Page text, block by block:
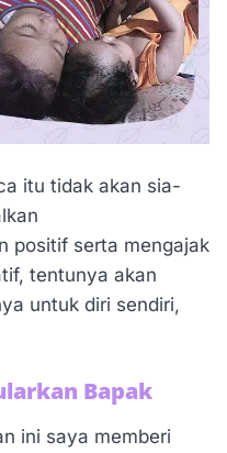
itu tidak akan sia-
positif serta mengajak
tentunya akan
untuk diri sendiri,
Bapak
ini saya memberi